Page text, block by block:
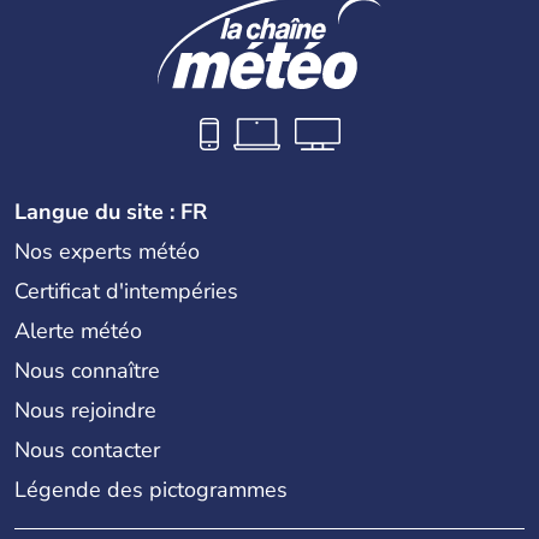
Langue du site : FR
Nos experts météo
Certificat d'intempéries
Alerte météo
Nous connaître
Nous rejoindre
Nous contacter
Légende des pictogrammes